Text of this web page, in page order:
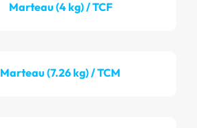
Marteau (4 kg) / TCF
Marteau (7.26 kg) / TCM